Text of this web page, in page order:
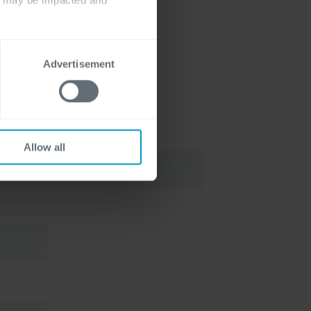
Advertisement
Allow all